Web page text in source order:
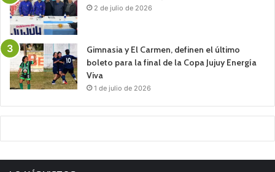
2 de julio de 2026
Gimnasia y El Carmen, definen el último
boleto para la final de la Copa Jujuy Energía
Viva
1 de julio de 2026